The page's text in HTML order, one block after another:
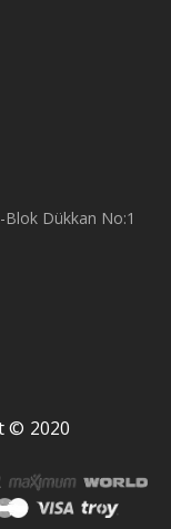
Dükkan No:1
© 2020